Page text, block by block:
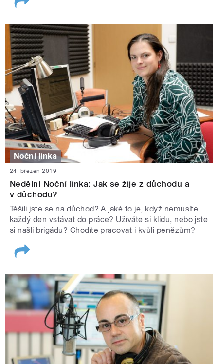
Noční linka
24. březen 2019
Nedělní Noční linka: Jak se žije z důchodu a
v důchodu?
Těšili jste se na důchod? A jaké to je, když nemusíte
každý den vstávat do práce? Užíváte si klidu, nebo jste
si našli brigádu? Chodíte pracovat i kvůli penězům?